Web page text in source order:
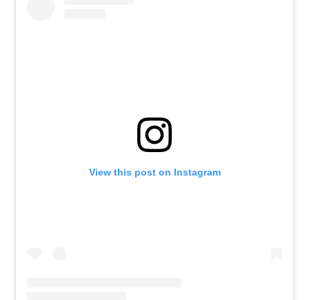
View this post on Instagram